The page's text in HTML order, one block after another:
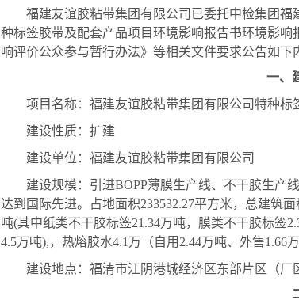
福建友谊胶粘带集团有限公司已委托中检集团
种标签胶带及配套产品项目环境影响报告书环境影
响评价公众参与暂行办法》等相关文件要求公告如下
一、
项目名称：福建友谊胶粘带集团有限公司特种标
建设性质：扩建
建设单位：福建友谊胶粘带集团有限公司
建设规模：引进BOPP薄膜生产线、不干胶生产
达到国际先进。占地面积233532.27平方米，总建筑面
吨(其中纸类不干胶标签21.34万吨，膜类不干胶标签
4.5万吨),，热熔胶水4.1 万（自用 2.44万吨、外售1.66
建设地点：福清市江阴港城经济区东部片区（厂